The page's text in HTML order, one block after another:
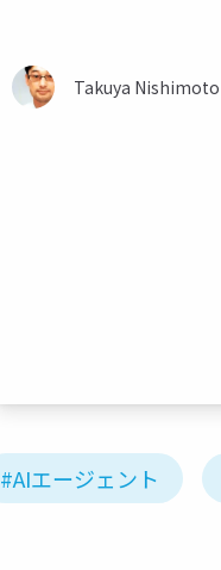
Takuya Nishimoto
#AIエージェント